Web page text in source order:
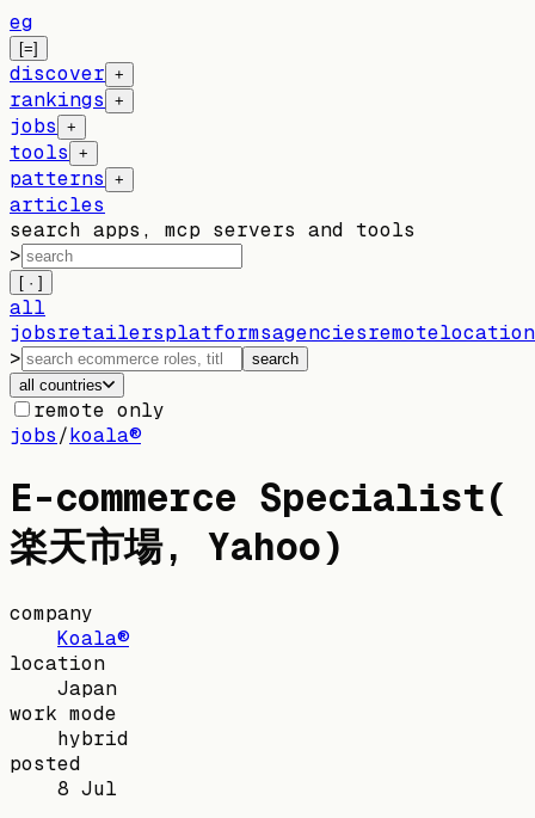
eg
[=]
discover +
rankings +
jobs +
tools +
patterns +
articles
search apps, mcp servers and tools
>
[ · ]
all
jobsretailersplatformsagenciesremote
>
search
all countries
remote only
jobs/koala®
E-commerce Specialist(
楽天市場, Yahoo)
company
Koala®
location
Japan
work mode
hybrid
posted
8 Jul